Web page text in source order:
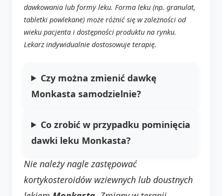
dawkowania lub formy leku. Forma leku (np. granulat,
tabletki powlekane) może różnić się w zależności od
wieku pacjenta i dostępności produktu na rynku.
Lekarz indywidualnie dostosowuje terapię.
Czy można zmienić dawkę
Monkasta samodzielnie?
Co zrobić w przypadku pominięcia
dawki leku Monkasta?
Nie należy nagle zastępować
kortykosteroidów wziewnych lub doustnych